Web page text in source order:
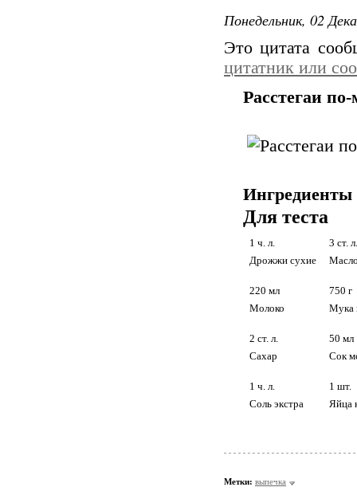
Понедельник, 02
Это цитата
цитатник или
Расстегаи
Ингредиенты
Для теста
1 ч. л.
Дрожжи сухие
3 ст. л.
220 мл
Молоко
750 г
Мука
2 ст. л.
Сахар
50 мл
Сок
1 ч. л.
Соль экстра
1 шт.
Яйца
Метки: выпечка